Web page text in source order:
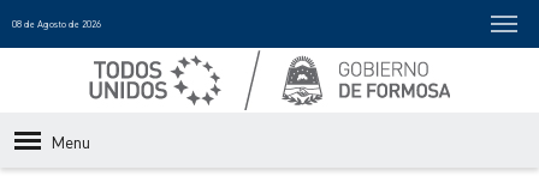
08 de Agosto de 2026
Menu